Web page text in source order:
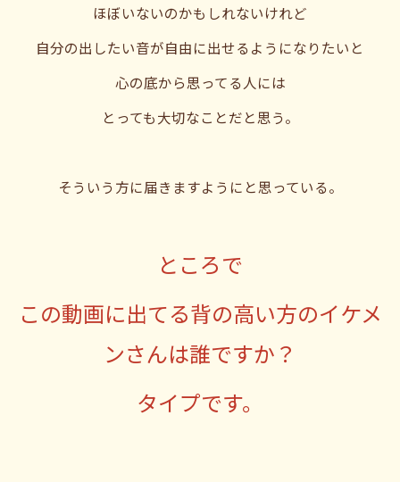
ほぼいないのかもしれないけれど
自分の出したい音が自由に出せるようになりたいと
心の底から思ってる人には
とっても大切なことだと思う。
そういう方に届きますようにと思っている。
ところで
この動画に出てる背の高い方のイケメ
ンさんは誰ですか？
タイプです。